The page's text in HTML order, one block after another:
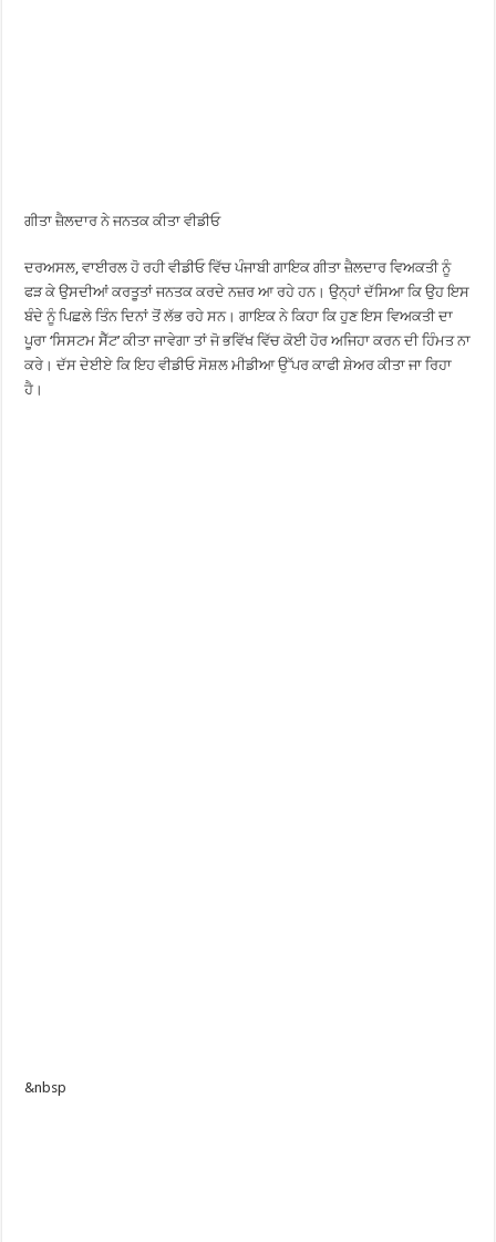
ਗੀਤਾ ਜ਼ੈਲਦਾਰ ਨੇ ਜਨਤਕ ਕੀਤਾ ਵੀਡੀਓ
ਦਰਅਸਲ, ਵਾਈਰਲ ਹੋ ਰਹੀ ਵੀਡੀਓ ਵਿੱਚ ਪੰਜਾਬੀ ਗਾਇਕ ਗੀਤਾ ਜ਼ੈਲਦਾਰ ਵਿਅਕਤੀ ਨੂੰ
ਫੜ ਕੇ ਉਸਦੀਆਂ ਕਰਤੂਤਾਂ ਜਨਤਕ ਕਰਦੇ ਨਜ਼ਰ ਆ ਰਹੇ ਹਨ। ਉਨ੍ਹਾਂ ਦੱਸਿਆ ਕਿ ਉਹ ਇਸ
ਬੰਦੇ ਨੂੰ ਪਿਛਲੇ ਤਿੰਨ ਦਿਨਾਂ ਤੋਂ ਲੱਭ ਰਹੇ ਸਨ। ਗਾਇਕ ਨੇ ਕਿਹਾ ਕਿ ਹੁਣ ਇਸ ਵਿਅਕਤੀ ਦਾ
ਪੂਰਾ ‘ਸਿਸਟਮ ਸੈੱਟ’ ਕੀਤਾ ਜਾਵੇਗਾ ਤਾਂ ਜੋ ਭਵਿੱਖ ਵਿੱਚ ਕੋਈ ਹੋਰ ਅਜਿਹਾ ਕਰਨ ਦੀ ਹਿੰਮਤ ਨਾ
ਕਰੇ। ਦੱਸ ਦੇਈਏ ਕਿ ਇਹ ਵੀਡੀਓ ਸੋਸ਼ਲ ਮੀਡੀਆ ਉੱਪਰ ਕਾਫੀ ਸ਼ੇਅਰ ਕੀਤਾ ਜਾ ਰਿਹਾ
ਹੈ।
&nbsp